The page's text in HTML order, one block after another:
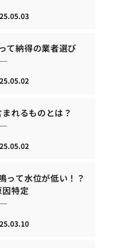
て納得の業者選び
れるものとは？
って水位が低い！？
特定